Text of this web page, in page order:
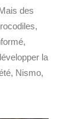
des
la
Nismo,